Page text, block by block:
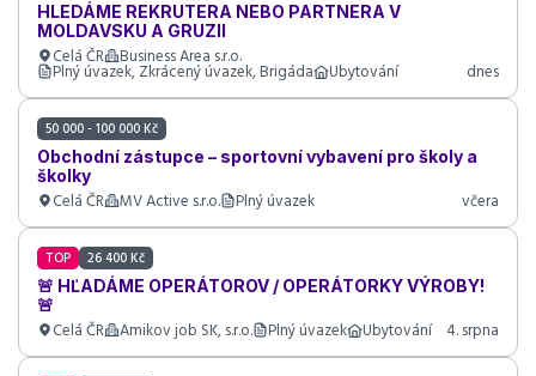
HLEDÁME REKRUTERA NEBO PARTNERA V
MOLDAVSKU A GRUZII
Celá ČR Business Area s.r.o.
Plný úvazek, Zkrácený úvazek, Brigáda Ubytování dnes
50 000 - 100 000 Kč
Obchodní zástupce – sportovní vybavení pro školy a
školky
Celá ČR MV Active s.r.o. Plný úvazek včera
TOP 26 400 Kč
🚨 HĽADÁME OPERÁTOROV / OPERÁTORKY VÝROBY!
🚨
Celá ČR Amikov job SK, s.r.o. Plný úvazek Ubytování 4. srpna